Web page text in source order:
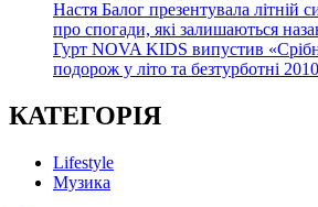
Настя Балог презентувала літній
про спогади, які залишаються
Гурт NOVA KIDS випустив
подорож у літо та безтурботні
КАТЕГОРІЯ
Lifestyle
Музика